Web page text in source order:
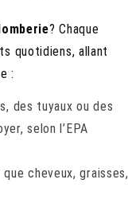
? Chaque
quotidiens, allant
:
des tuyaux ou des
selon l’EPA
cheveux, graisses,